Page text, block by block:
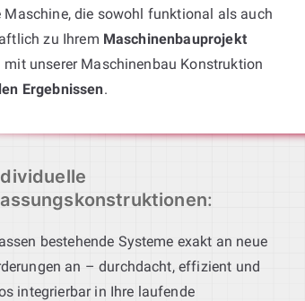
Maschine, die sowohl funktional als auch
zu Ihrem Maschinenbauprojekt
unserer Maschinenbau Konstruktion
Ergebnissen.
:
bestehende Systeme exakt an neue
an – durchdacht, effizient und
integrierbar in Ihre laufende